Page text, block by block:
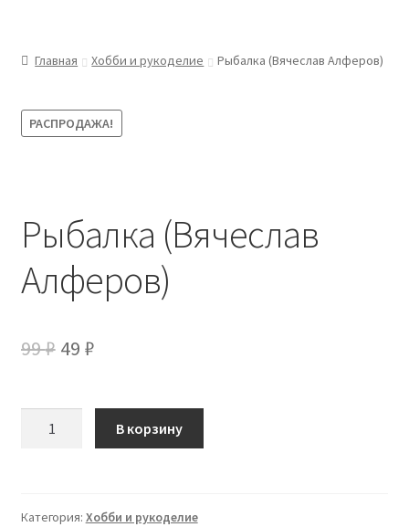
Главная Хобби и рукоделие Рыбалка (Вячеслав Алферов)
РАСПРОДАЖА!
Рыбалка (Вячеслав
Алферов)
99₽ Первоначальная
составляла
99 ₽.
49 ₽Текущая
49 ₽.
Алферов)
В корзину
Категория: Хобби и рукоделие